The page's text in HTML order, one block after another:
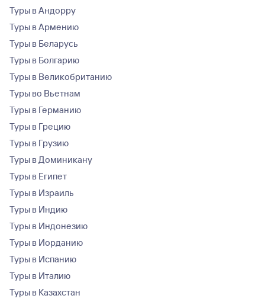
Туры в Андорру
Туры в Армению
Туры в Беларусь
Туры в Болгарию
Туры в Великобританию
Туры во Вьетнам
Туры в Германию
Туры в Грецию
Туры в Грузию
Туры в Доминикану
Туры в Египет
Туры в Израиль
Туры в Индию
Туры в Индонезию
Туры в Иорданию
Туры в Испанию
Туры в Италию
Туры в Казахстан